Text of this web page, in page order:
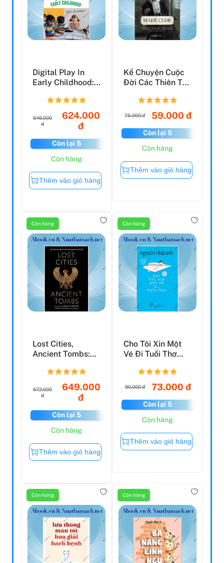
Digital Play In
Early Childhood:
Proble...
646.000
đ
624.000
đ
Còn lại 5
Còn hàng
Thêm vào giỏ hàng
Kể Chuyện Cuộc
Đời Các Thiên Tài:
75.000 đ 59.000 đ
Còn lại 5
Còn hàng
Thêm vào giỏ hàng
Còn hàng
Lost Cities,
Ancient Tombs:
That C...
672.000
đ
649.000
đ
Còn lại 5
Còn hàng
Thêm vào giỏ hàng
Còn hàng
Cho Tôi Xin Một
Vé Đi Tuổi Thơ
90.000 đ 73.000 đ
Còn lại 5
Còn hàng
Thêm vào giỏ hàng
Còn hàng Còn hàng